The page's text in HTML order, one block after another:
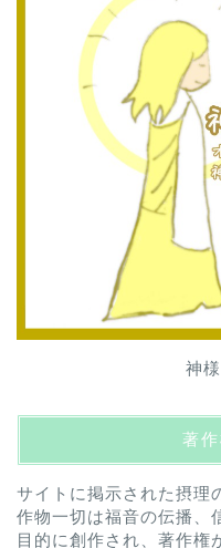
神
著
サイトに掲示された摂理
作物一切は福音の伝播、
目的に創作され、著作権